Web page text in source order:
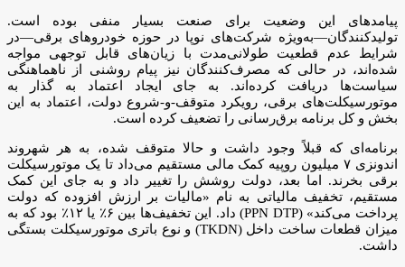
پیامدهای این وضعیت برای صنعت بسیار منفی بوده است.
تولیدکنندگان—به‌ویژه شرکت‌های نوپا در حوزه خودروهای برقی—در
شرایط عدم قطعیت طولانی‌مدت با زیان‌های قابل توجهی مواجه
شده‌اند، در حالی که مصرف‌کنندگان نیز پیام روشنی از ناهماهنگی
سیاست‌ها دریافت کرده‌اند. به جای ایجاد اعتماد به گذار به
موتورسیکلت‌های برقی، رویکرد متوقف-و-شروع دولت، اعتماد به این
بخش و کل برنامه برق‌رسانی را تضعیف کرده است.
برنامه‌ای که قبلاً وجود داشت و حالا متوقف شده، به هر شهروند
اندونزی ۷ میلیون روپیه کمک مالی مستقیم می‌داد تا یک موتورسیکلت
برقی بخرند. اما بعد، دولت روشش را تغییر داد و به جای این کمک
مستقیم، تخفیف مالیاتی به نام «مالیات بر ارزش افزوده که دولت
پرداخت می‌کند» (PPN DTP) داد. این تخفیف‌ها بین ۶٪ یا ۱۲٪ بود که به
میزان قطعات ساخت داخل (TKDN) و نوع باتری موتورسیکلت بستگی
داشت.